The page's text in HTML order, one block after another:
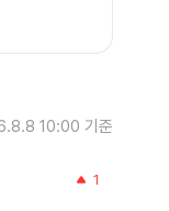
10:00 기준
1